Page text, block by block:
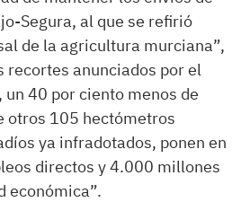
Segura, al que se refirió
de la agricultura murciana”,
recortes anunciados por el
un 40 por ciento menos de
otros 105 hectómetros
ya infradotados, ponen en
directos y 4.000 millones
económica”.